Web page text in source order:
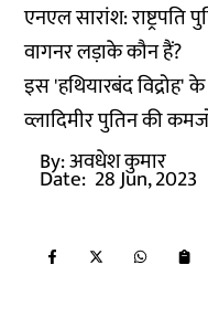
एनएल सारांश: राष्ट्रपति
वागनर लड़ाके कौन हैं?
इस 'हथियारबंद विद्रोह' के
व्लादिमीर पुतिन की
By:अवधेश कुमार
Date: 28 Jun, 2023